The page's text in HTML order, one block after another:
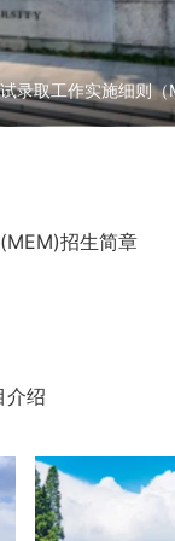
录取工作实施细则（
招生简章
介绍